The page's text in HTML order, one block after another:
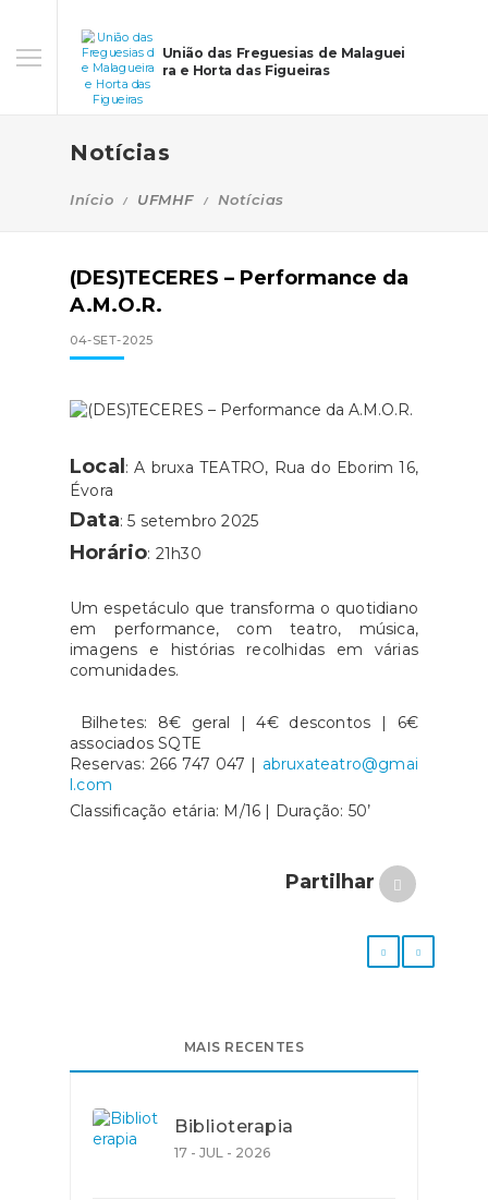
União das Freguesias de Malaguei
ra e Horta das Figueiras
Notícias
Início UFMHF Notícias
(DES)TECERES – Performance da
A.M.O.R.
04-SET-2025
Local : A bruxa TEATRO, Rua do Eborim 16,
Évora
Data: 5 setembro 2025
Horário: 21h30
Um espetáculo que transforma o quotidiano
em performance, com teatro, música,
imagens e histórias recolhidas em várias
comunidades.
Bilhetes: 8€ geral | 4€ descontos | 6€
associados SQTE
Reservas: 266 747 047 | abruxateatro@gmai
l.com
Classificação etária: M/16 | Duração: 50’
Partilhar
MAIS RECENTES
Biblioterapia
17 - JUL - 2026